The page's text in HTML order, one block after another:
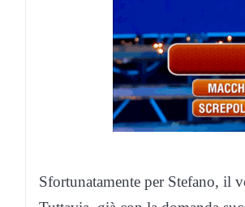
Sfortunatamente per Stefano, il